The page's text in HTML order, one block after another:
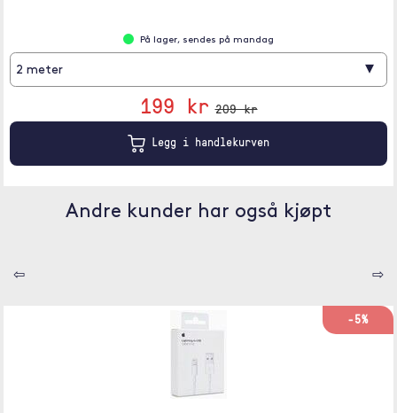
På lager, sendes på mandag
2 meter ▾
199 kr 209 kr
Legg i handlekurven
Andre kunder har også kjøpt
⇦ ⇨
-5%